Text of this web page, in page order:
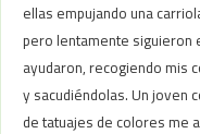
ellas empujando una
pero lentamente siguieron
ayudaron, recogiendo mis
y sacudiéndolas. Un joven
de tatuajes de colores me